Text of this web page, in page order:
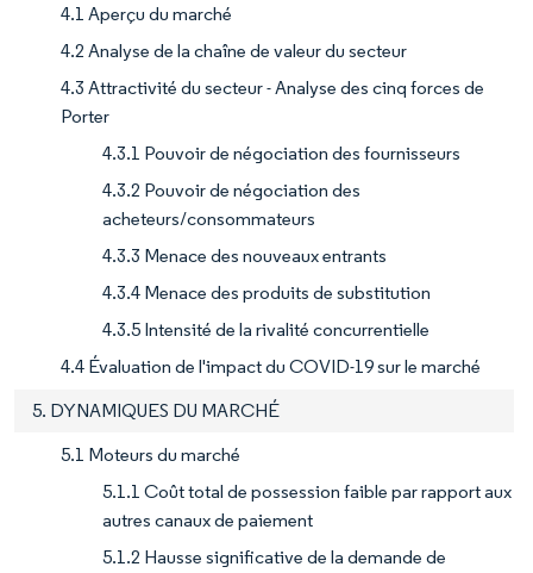
4.1 Aperçu du marché
4.2 Analyse de la chaîne de valeur du secteur
4.3 Attractivité du secteur - Analyse des cinq forces de
Porter
4.3.1 Pouvoir de négociation des fournisseurs
4.3.2 Pouvoir de négociation des
acheteurs/consommateurs
4.3.3 Menace des nouveaux entrants
4.3.4 Menace des produits de substitution
4.3.5 Intensité de la rivalité concurrentielle
4.4 Évaluation de l'impact du COVID-19 sur le marché
5. DYNAMIQUES DU MARCHÉ
5.1 Moteurs du marché
5.1.1 Coût total de possession faible par rapport aux
autres canaux de paiement
5.1.2 Hausse significative de la demande de